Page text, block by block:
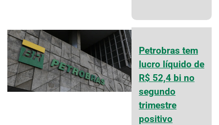
Petrobras tem
lucro líquido de
R$ 52,4 bi no
segundo
trimestre
positivo